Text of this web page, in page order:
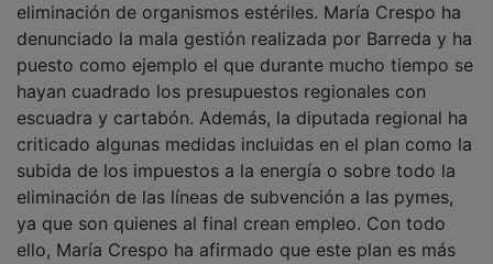
eliminación de organismos estériles. María Crespo ha
denunciado la mala gestión realizada por Barreda y ha
puesto como ejemplo el que durante mucho tiempo se
hayan cuadrado los presupuestos regionales con
escuadra y cartabón. Además, la diputada regional ha
criticado algunas medidas incluidas en el plan como la
subida de los impuestos a la energía o sobre todo la
eliminación de las líneas de subvención a las pymes,
ya que son quienes al final crean empleo. Con todo
ello, María Crespo ha afirmado que este plan es más